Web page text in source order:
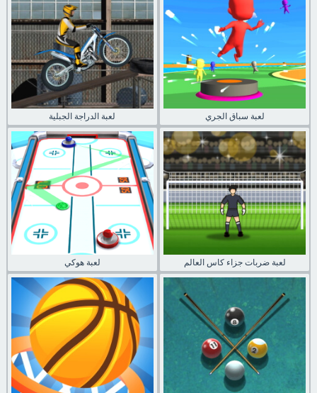
لعبة الدراجة الجبلية لعبة سباق الجري
لعبة هوكي لعبة ضربات جزاء كاس العالم